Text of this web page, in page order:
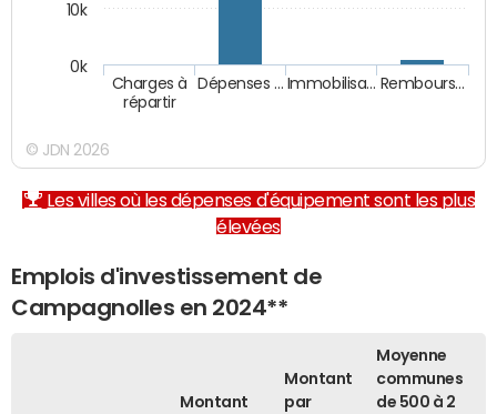
Charges à
répartir
Dépenses … Immobilisa… Rembours…
0k
10k
© JDN 2026
Les villes où les dépenses d'équipement sont les plus
élevées
Emplois d'investissement de
Campagnolles en 2024**
Montant
Montant
par
Moyenne
communes
de 500 à 2